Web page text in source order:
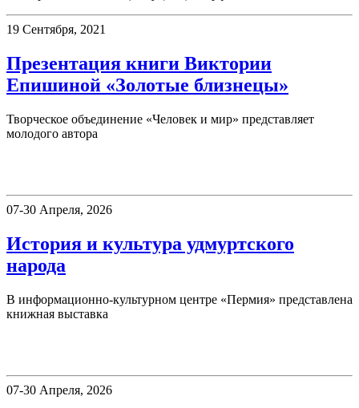
19 Сентября, 2021
Презентация книги Виктории
Епишиной «Золотые близнецы»
Творческое объединение «Человек и мир» представляет
молодого автора
07-30 Апреля, 2026
История и культура удмуртского
народа
В информационно-культурном центре «Пермия» представлена
книжная выставка
07-30 Апреля, 2026